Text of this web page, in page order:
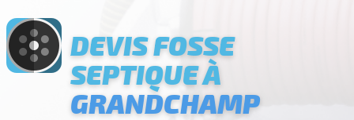
DEVIS FOSSE
SEPTIQUE À
GRANDCHAMP